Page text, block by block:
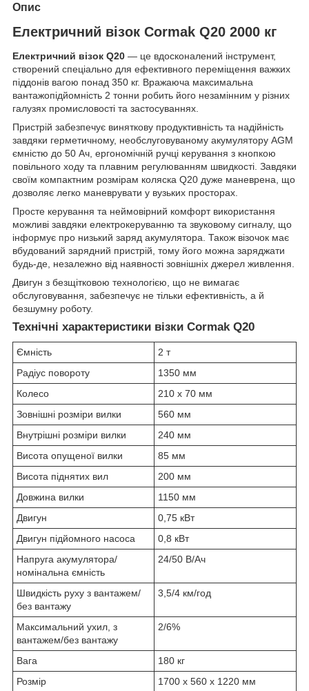
Опис
Електричний візок Cormak Q20 2000 кг
Електричний візок Q20 — це вдосконалений інструмент,
створений спеціально для ефективного переміщення важких
піддонів вагою понад 350 кг. Вражаюча максимальна
вантажопідйомність 2 тонни робить його незамінним у різних
галузях промисловості та застосуваннях.
Пристрій забезпечує виняткову продуктивність та надійність
завдяки герметичному, необслуговуваному акумулятору AGM
ємністю до 50 Ач, ергономічній ручці керування з кнопкою
повільного ходу та плавним регулюванням швидкості. Завдяки
своїм компактним розмірам коляска Q20 дуже маневрена, що
дозволяє легко маневрувати у вузьких просторах.
Просте керування та неймовірний комфорт використання
можливі завдяки електрокеруванню та звуковому сигналу, що
інформує про низький заряд акумулятора. Також візочок має
вбудований зарядний пристрій, тому його можна заряджати
будь-де, незалежно від наявності зовнішніх джерел живлення.
Двигун з безщітковою технологією, що не вимагає
обслуговування, забезпечує не тільки ефективність, а й
безшумну роботу.
Технічні характеристики візки Cormak Q20
Ємність
2 т
Радіус повороту
1350 мм
Колесо
210 х 70 мм
Зовнішні розміри вилки
560 мм
Внутрішні розміри вилки
240 мм
Висота опущеної вилки
85 мм
Висота піднятих вил
200 мм
Довжина вилки
1150 мм
Двигун
0,75 кВт
Двигун підйомного насоса
0,8 кВт
Напруга акумулятора/
номінальна ємність
24/50 В/Ач
Швидкість руху з вантажем/
без вантажу
3,5/4 км/год
Максимальний ухил, з
вантажем/без вантажу
2/6%
Вага
180 кг
Розмір
1700 х 560 х 1220 мм